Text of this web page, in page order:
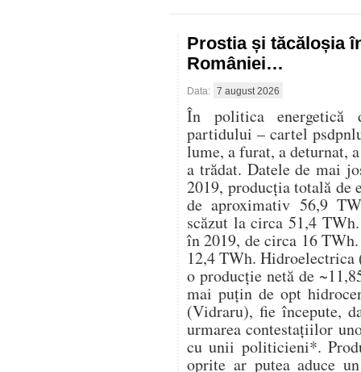
Prostia și tăcăloșia
României…
Data: 7 august 2026
În politica
partidului – cartel
lume, a furat, a deturnat,
a trădat. Datele de mai
2019, producția totală de
de aproximativ 56,9
scăzut la circa 51,4
în 2019, de circa 16
12,4 TWh.
o producție netă de
mai puțin de opt
(Vidraru), fie începute,
urmarea contestațiilor
cu unii politicieni*.
oprite ar putea aduce